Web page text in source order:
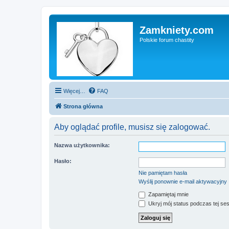
Zamkniety.com
Polskie forum chastity
Więcej… FAQ
Strona główna
Aby oglądać profile, musisz się zalogować.
Nazwa użytkownika:
Hasło:
Nie pamiętam hasła
Wyślij ponownie e-mail aktywacyjny
Zapamiętaj mnie
Ukryj mój status podczas tej